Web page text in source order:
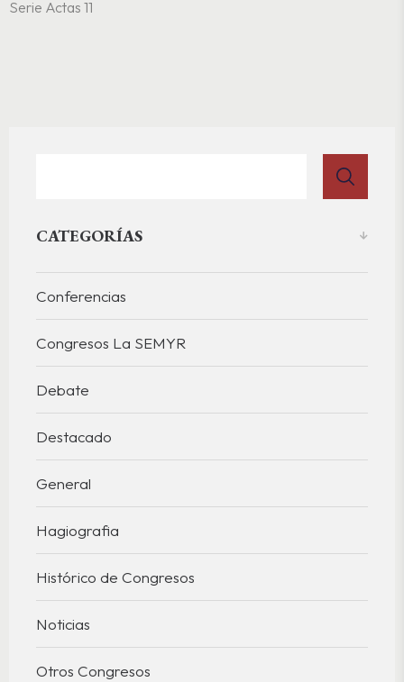
CARTOGRAFÍAS DEL SABER EN EL
Serie Actas 11
CATEGORÍAS
Conferencias
Congresos La SEMYR
Debate
Destacado
General
Hagiografia
Histórico de Congresos
Noticias
Otros Congresos